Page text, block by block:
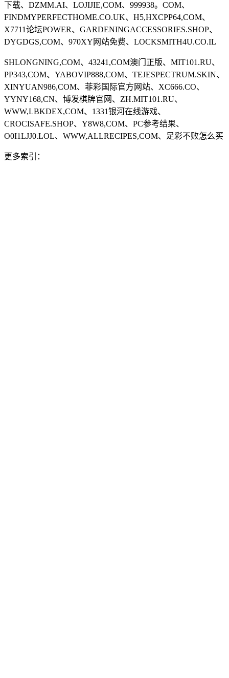
下载、DZMM.AI、LOJIJIE,COM、999938。COM、
FINDMYPERFECTHOME.CO.UK、H5,HXCPP64,COM、
X7711论坛POWER、GARDENINGACCESSORIES.SHOP、
DYGDGS,COM、970XY网站免费、LOCKSMITH4U.CO.IL
SHLONGNING,COM、43241,COM澳门正版、MIT101.RU、
PP343,COM、YABOVIP888,COM、TEJESPECTRUM.SKIN、
XINYUAN986,COM、菲彩国际官方网站、XC666.CO、
YYNY168,CN、博发棋牌官网、ZH.MIT101.RU、
WWW,LBKDEX,COM、1331银河在线游戏、
CROCISAFE.SHOP、Y8W8,COM、PC参考结果、
O0I1LJJ0.LOL、WWW,ALLRECIPES,COM、足彩不败怎么买
更多索引：